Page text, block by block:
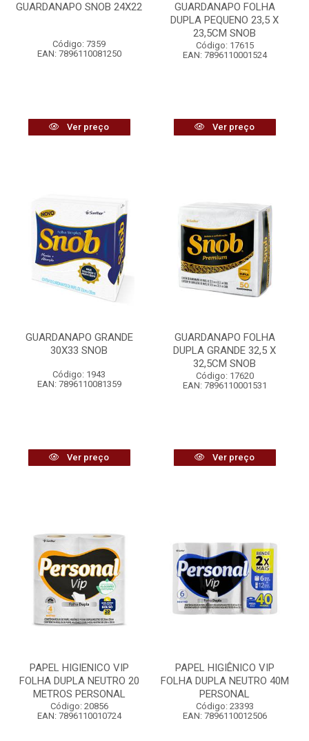
GUARDANAPO SNOB 24X22
Código: 7359
EAN: 7896110081250
Ver preço
GUARDANAPO FOLHA
DUPLA PEQUENO 23,5 X
23,5CM SNOB
Código: 17615
EAN: 7896110001524
Ver preço
GUARDANAPO GRANDE
30X33 SNOB
Código: 1943
EAN: 7896110081359
Ver preço
GUARDANAPO FOLHA
DUPLA GRANDE 32,5 X
32,5CM SNOB
Código: 17620
EAN: 7896110001531
Ver preço
PAPEL HIGIENICO VIP
FOLHA DUPLA NEUTRO 20
METROS PERSONAL
Código: 20856
EAN: 7896110010724
PAPEL HIGIÊNICO VIP
FOLHA DUPLA NEUTRO 40M
PERSONAL
Código: 23393
EAN: 7896110012506